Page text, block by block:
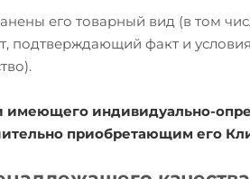
его товарный вид (в том
подтверждающий факт и
имеющего индивидуально-
приобретающим его